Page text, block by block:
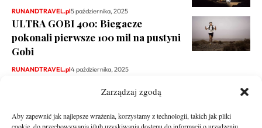
Zarządzaj zgodą
Aby zapewnić jak najlepsze wrażenia, korzystamy z technologii, takich jak pliki
RUNANDTRAVEL.pl5 października, 2025
ULTRA GOBI 400: Biegacze
pokonali pierwsze 100 mil na pustyni
Gobi
RUNANDTRAVEL.pl4 października, 2025